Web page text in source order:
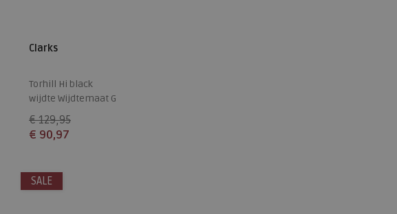
Clarks
Torhill Hi black
wijdte Wijdtemaat G
€ 129,95
€ 90,97
8,5
SALE